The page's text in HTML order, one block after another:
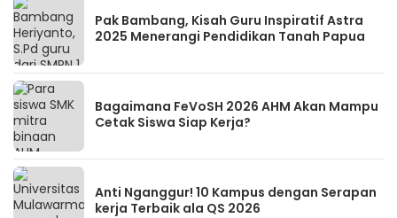
Pak Bambang, Kisah Guru Inspiratif Astra
2025 Menerangi Pendidikan Tanah Papua
Bagaimana FeVoSH 2026 AHM Akan Mampu
Cetak Siswa Siap Kerja?
Anti Nganggur! 10 Kampus dengan Serapan
kerja Terbaik ala QS 2026